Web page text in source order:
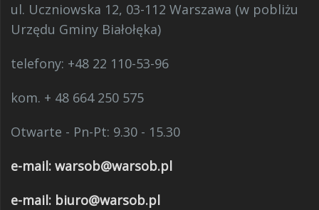
ul. Uczniowska 12, 03-112 Warszawa (w pobliżu
Urzędu Gminy Białołęka)
telefony: +48 22 110-53-96
kom. + 48 664 250 575
Otwarte - Pn-Pt: 9.30 - 15.30
e-mail: warsob@warsob.pl
e-mail: biuro@warsob.pl